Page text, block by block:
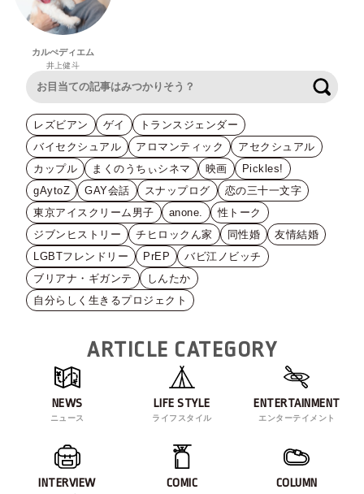
カルぺディエム
井上健斗
レズビアン ゲイ
トランスジェンダー
バイセクシュアル
アロマンティック
アセクシュアル
カップル
まくのうちぃシネマ 映画
Pickles!
gAytoZ
GAY会話 スナップログ
恋の三十一文字
東京アイスクリーム男子
anone.
性トーク
ジブンヒストリー
チヒロックん家 同性婚
友情結婚
LGBTフレンドリー
PrEP
バビ江ノビッチ
ブリアナ・ギガンテ
しんたか
自分らしく生きるプロジェクト
ARTICLE CATEGORY
NEWS
ニュース
LIFE STYLE
ライフスタイル
ENTERTAINMENT
エンターテイメント
INTERVIEW COMIC COLUMN